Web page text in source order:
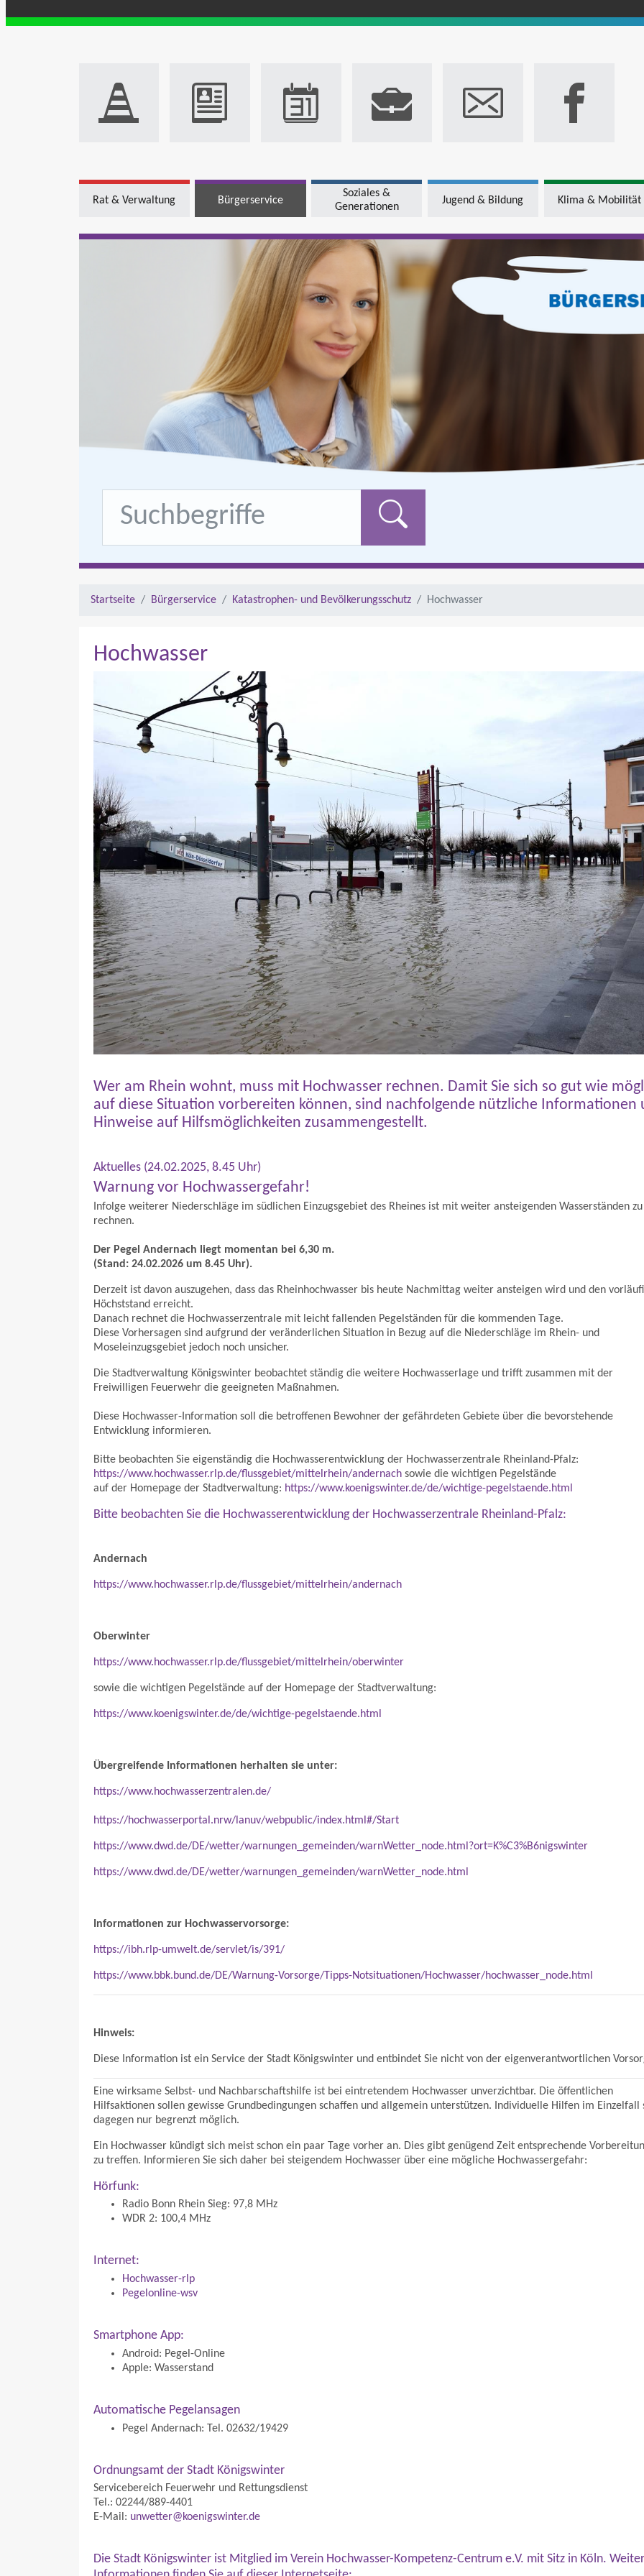
Rat & Verwaltung Bürgerservice
Soziales &
Generationen
Jugend & Bildung Klima & Mobilität
Startseite Bürgerservice Katastrophen- und Bevölkerungsschutz Hochwasser
Hochwasser
Wer am Rhein wohnt, muss mit Hochwasser rechnen. Damit Sie sich so gut wie
auf diese Situation vorbereiten können, sind nachfolgende nützliche Informationen
Hinweise auf Hilfsmöglichkeiten zusammengestellt.
Aktuelles (24.02.2025, 8.45 Uhr)
Warnung vor Hochwassergefahr!
Infolge weiterer Niederschläge im südlichen Einzugsgebiet des Rheines ist mit weiter ansteigenden Wasserständen zu
rechnen.
Der Pegel Andernach liegt momentan bei 6,30 m.
(Stand: 24.02.2026 um 8.45 Uhr).
Derzeit ist davon auszugehen, dass das Rheinhochwasser bis heute Nachmittag weiter ansteigen wird und den
Höchststand erreicht.
Danach rechnet die Hochwasserzentrale mit leicht fallenden Pegelständen für die kommenden Tage.
Diese Vorhersagen sind aufgrund der veränderlichen Situation in Bezug auf die Niederschläge im Rhein- und
Moseleinzugsgebiet jedoch noch unsicher.
Die Stadtverwaltung Königswinter beobachtet ständig die weitere Hochwasserlage und trifft zusammen mit der
Freiwilligen Feuerwehr die geeigneten Maßnahmen.
Diese Hochwasser-Information soll die betroffenen Bewohner der gefährdeten Gebiete über die bevorstehende
Entwicklung informieren.
Bitte beobachten Sie eigenständig die Hochwasserentwicklung der Hochwasserzentrale Rheinland-Pfalz:
https://www.hochwasser.rlp.de/flussgebiet/mittelrhein/andernachsowie die wichtigen Pegelstände
auf der Homepage der Stadtverwaltung: https://www.koenigswinter.de/de/wichtige-pegelstaende.html
Bitte beobachten Sie die Hochwasserentwicklung der Hochwasserzentrale Rheinland-Pfalz:
Andernach
https://www.hochwasser.rlp.de/flussgebiet/mittelrhein/andernach
Oberwinter
https://www.hochwasser.rlp.de/flussgebiet/mittelrhein/oberwinter
sowie die wichtigen Pegelstände auf der Homepage der Stadtverwaltung:
https://www.koenigswinter.de/de/wichtige-pegelstaende.html
Übergreifende Informationen herhalten sie unter:
https://www.hochwasserzentralen.de/
https://hochwasserportal.nrw/lanuv/webpublic/index.html#/Start
https://www.dwd.de/DE/wetter/warnungen_gemeinden/warnWetter_node.html?ort=K%C3%B6nigswinter
https://www.dwd.de/DE/wetter/warnungen_gemeinden/warnWetter_node.html
Informationen zur Hochwasservorsorge:
https://ibh.rlp-umwelt.de/servlet/is/391/
https://www.bbk.bund.de/DE/Warnung-Vorsorge/Tipps-Notsituationen/Hochwasser/hochwasser_node.html
Hinweis:
Diese Information ist ein Service der Stadt Königswinter und entbindet Sie nicht von der eigenverantwortlichen
Eine wirksame Selbst- und Nachbarschaftshilfe ist bei eintretendem Hochwasser unverzichtbar. Die öffentlichen
Hilfsaktionen sollen gewisse Grundbedingungen schaffen und allgemein unterstützen. Individuelle Hilfen im Einzelfall
dagegen nur begrenzt möglich.
Ein Hochwasser kündigt sich meist schon ein paar Tage vorher an. Dies gibt genügend Zeit entsprechende
zu treffen. Informieren Sie sich daher bei steigendem Hochwasser über eine mögliche Hochwassergefahr:
Hörfunk:
Radio Bonn Rhein Sieg: 97,8 MHz
WDR 2: 100,4 MHz
Internet:
Hochwasser-rlp
Pegelonline-wsv
Smartphone App:
Android: Pegel-Online
Apple: Wasserstand
Automatische Pegelansagen
Pegel Andernach: Tel. 02632/19429
Ordnungsamt der Stadt Königswinter
Servicebereich Feuerwehr und Rettungsdienst
Tel.: 02244/889-4401
E-Mail: unwetter@koenigswinter.de
Die Stadt Königswinter ist Mitglied im Verein Hochwasser-Kompetenz-Centrum e.V. mit Sitz in Köln.